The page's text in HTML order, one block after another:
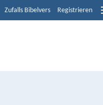
Zufalls Bibelvers Registrieren